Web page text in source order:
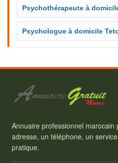
Psychothérapeute à
Psychologue à domicile
Annuaire professionnel
adresse, un téléphone, un
pratique.